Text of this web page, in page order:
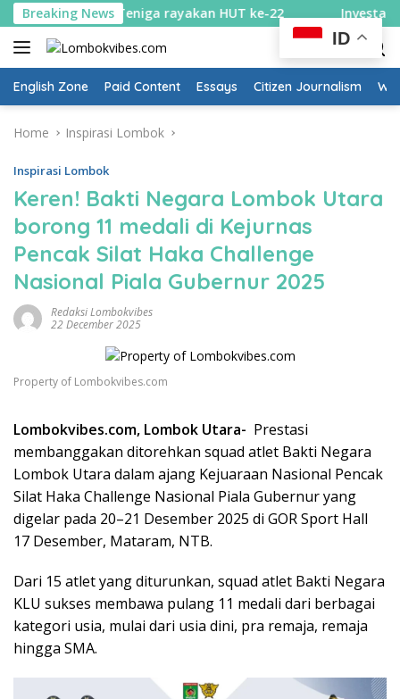
Skip
to
content
Breaking News
Desa Teniga rayakan HUT ke-22 Investasi NTB
English Zone Paid Content Essays Citizen Journalism
Home Inspirasi Lombok
Inspirasi Lombok
Keren! Bakti Negara Lombok Utara
borong 11 medali di Kejurnas
Pencak Silat Haka Challenge
Nasional Piala Gubernur 2025
Redaksi Lombokvibes
22 December 2025
Property of Lombokvibes.com
Lombokvibes.com, Lombok Utara- Prestasi
membanggakan ditorehkan squad atlet Bakti Negara
Lombok Utara dalam ajang Kejuaraan Nasional Pencak
Silat Haka Challenge Nasional Piala Gubernur yang
digelar pada 20–21 Desember 2025 di GOR Sport Hall
17 Desember, Mataram, NTB.
Dari 15 atlet yang diturunkan, squad atlet Bakti Negara
KLU sukses membawa pulang 11 medali dari berbagai
kategori usia, mulai dari usia dini, pra remaja, remaja
hingga SMA.
ID